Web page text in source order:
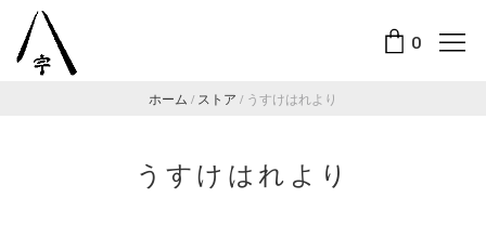
0
ホーム / ストア / うすけはれより
うすけはれより